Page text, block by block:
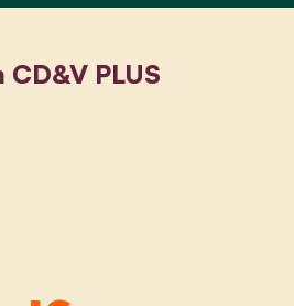
PLUS